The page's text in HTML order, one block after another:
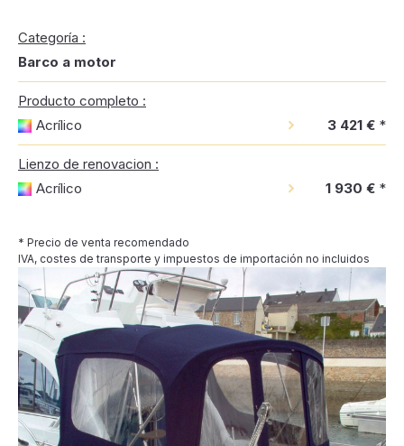
Categoría :
Barco a motor
Producto completo :
Acrílico
3 421 € *
Lienzo de renovacion :
Acrílico
1 930 € *
* Precio de venta recomendado
IVA, costes de transporte y impuestos de importación no incluidos